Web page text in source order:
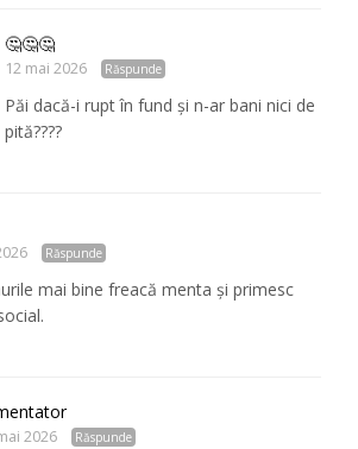
🤔🤔🤔
12 mai 2026 Răspunde
Păi dacă-i rupt în fund și n-ar bani nici de
pită????
Răspunde
mai bine freacă menta și primesc
2026 Răspunde